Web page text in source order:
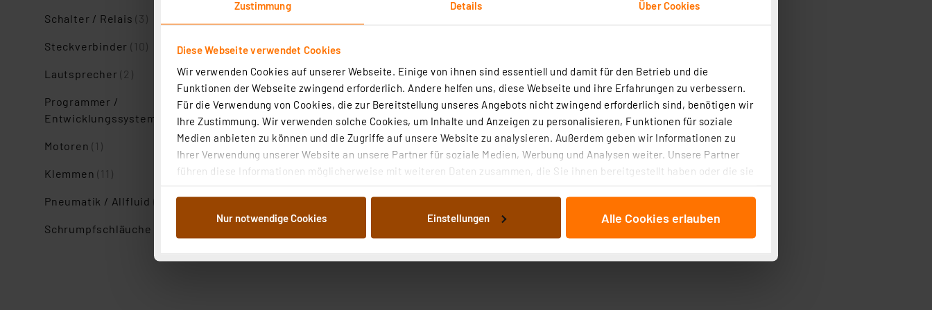
Zustimmung Details Über Cookies
Diese Webseite verwendet Cookies
Wir verwenden Cookies auf unserer Webseite. Einige von ihnen sind essentiell und damit für den Betrieb und die
Funktionen der Webseite zwingend erforderlich. Andere helfen uns, diese Webseite und ihre Erfahrungen zu verbessern.
Für die Verwendung von Cookies, die zur Bereitstellung unseres Angebots nicht zwingend erforderlich sind, benötigen wir
Ihre Zustimmung. Wir verwenden solche Cookies, um Inhalte und Anzeigen zu personalisieren, Funktionen für soziale
Medien anbieten zu können und die Zugriffe auf unsere Website zu analysieren. Außerdem geben wir Informationen zu
Ihrer Verwendung unserer Website an unsere Partner für soziale Medien, Werbung und Analysen weiter. Unsere Partner
führen diese Informationen möglicherweise mit weiteren Daten zusammen, die Sie ihnen bereitgestellt haben oder die sie
Weiterverarbeitung für die nachfolgend dargestellten bzw. die von Ihnen ausgewählten Verarbeitungszwecke (Art. 6
Abs.1a DSG-VO) zu. Eine detaillierte Auflistung der einzelnen Cookies nach Zweck und Anbieter ist durch Klick auf den
Nur notwendige Cookies Einstellungen Alle Cookies erlauben
Schalter / Relais(3)
Steckverbinder(10)
Lautsprecher(2)
Programmer /
Entwicklungssysteme
Motoren(1)
Klemmen(11)
Pneumatik / Allfluid (1)
Schrumpfschläuche